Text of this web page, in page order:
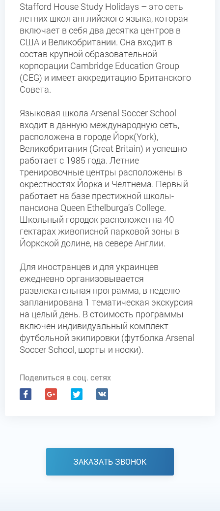
Stafford House Study Holidays – это сеть
летних школ английского языка, которая
включает в себя два десятка центров в
США и Великобритании. Она входит в
состав крупной образовательной
корпорации Cambridge Education Group
(CEG) и имеет аккредитацию Британского
Совета.
Языковая школа Arsenal Soccer School
входит в данную международную сеть,
расположена в городе Йорк(York),
Великобритания (Great Britain) и успешно
работает с 1985 года. Летние
тренировочные центры расположены в
окрестностях Йорка и Челтнема. Первый
работает на базе престижной школы-
пансиона Queen Ethelburga’s College.
Школьный городок расположен на 40
гектарах живописной парковой зоны в
Йоркской долине, на севере Англии.
Для иностранцев и для украинцев
ежедневно организовывается
развлекательная программа, в неделю
запланирована 1 тематическая экскурсия
на целый день. В стоимость программы
включен индивидуальный комплект
футбольной экипировки (футболка Arsenal
Soccer School, шорты и носки).
Поделиться в соц. сетях
ЗАКАЗАТЬ ЗВОНОК